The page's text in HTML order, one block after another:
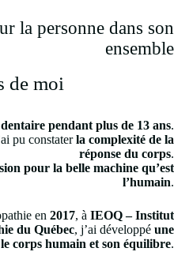
la personne dans son
ensemble
de moi
pendant plus de 13 ans.
pu constaterla complexité de la
réponse du corps.
pour la belle machine qu’est
l’humain.
en 2017, à IEOQ – Institut
du Québec, j’ai développé une
corps humain et son équilibre.